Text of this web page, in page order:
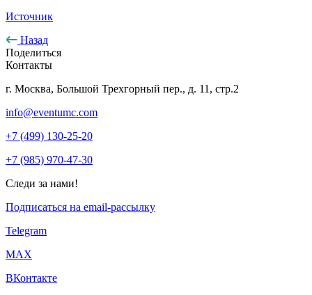
Источник
Назад
Поделиться
Контакты
г. Москва, Большой Трехгорный пер., д. 11, стр.2
info@eventumc.com
+7 (499) 130-25-20
+7 (985) 970-47-30
Следи за нами!
Подписаться на email-рассылку
Telegram
МАХ
ВКонтакте